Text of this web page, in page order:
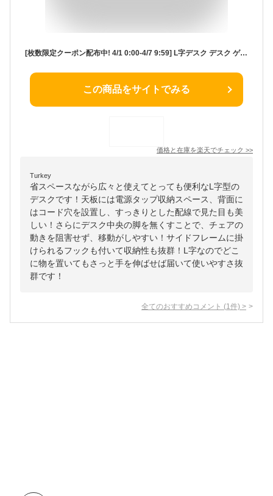
[枚数限定クーポン配布中! 4/1 0:00-4/7 9:59] L字デスク デスク ゲーミングデスク パソコンデスク L字型 PCデスク コーナーデスク L字型デスク ワークデスク 勉強机 大人 高校生 子供部屋 おしゃれ スチール脚 タップ収納 学習机 シンプル 幅120 幅80 オフィスデスク
この商品をサイトでみる
価格と在庫を楽天でチェック >>
Turkey
省スペースながら広々と使えてとっても便利なL字型の
デスクです！天板には電源タップ収納スペース、背面に
はコード穴を設置し、すっきりとした配線で見た目も美
しい！さらにデスク中央の脚を無くすことで、チェアの
動きを阻害せず、移動がしやすい！サイドフレームに掛
けられるフックも付いて収納性も抜群！L字なのでどこ
に物を置いてもさっと手を伸ばせば届いて使いやすさ抜
群です！
全てのおすすめコメント (1 件) >